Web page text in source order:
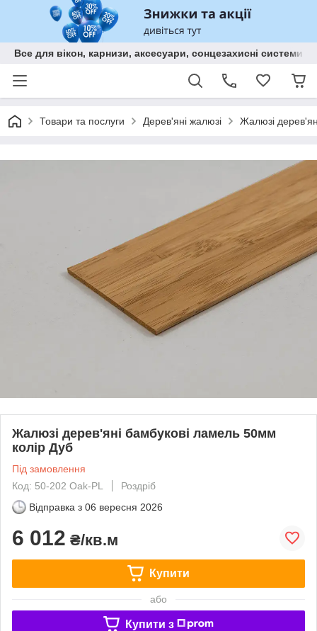
Все для вікон, карнизи, аксесуари, сонцезахисні
Товари та послуги Дерев'яні жалюзі Жалюзі
Жалюзі дерев'яні бамбукові ламель 50мм
колір Дуб
Під замовлення
Код: 50-202 Oak-PL
Роздріб
Відправка з 06 вересня 2026
6 012 ₴/кв.м
Купити
або
Купити з